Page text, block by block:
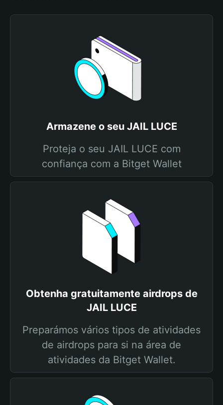
Armazene o seu JAIL LUCE
Proteja o seu JAIL LUCE com
confiança com a Bitget Wallet
Obtenha gratuitamente airdrops de
JAIL LUCE
Preparámos vários tipos de atividades
de airdrops para si na área de
atividades da Bitget Wallet.